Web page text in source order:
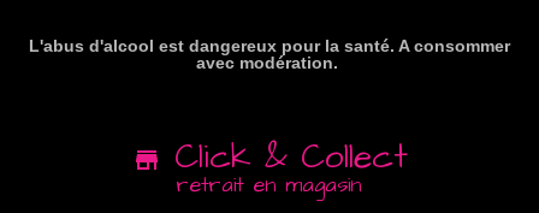
L'abus d'alcool est dangereux pour la santé. A consommer
avec modération.
Click & Collect
retrait en magasin